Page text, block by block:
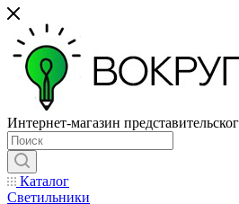
Интернет-магазин
Каталог
Светильники